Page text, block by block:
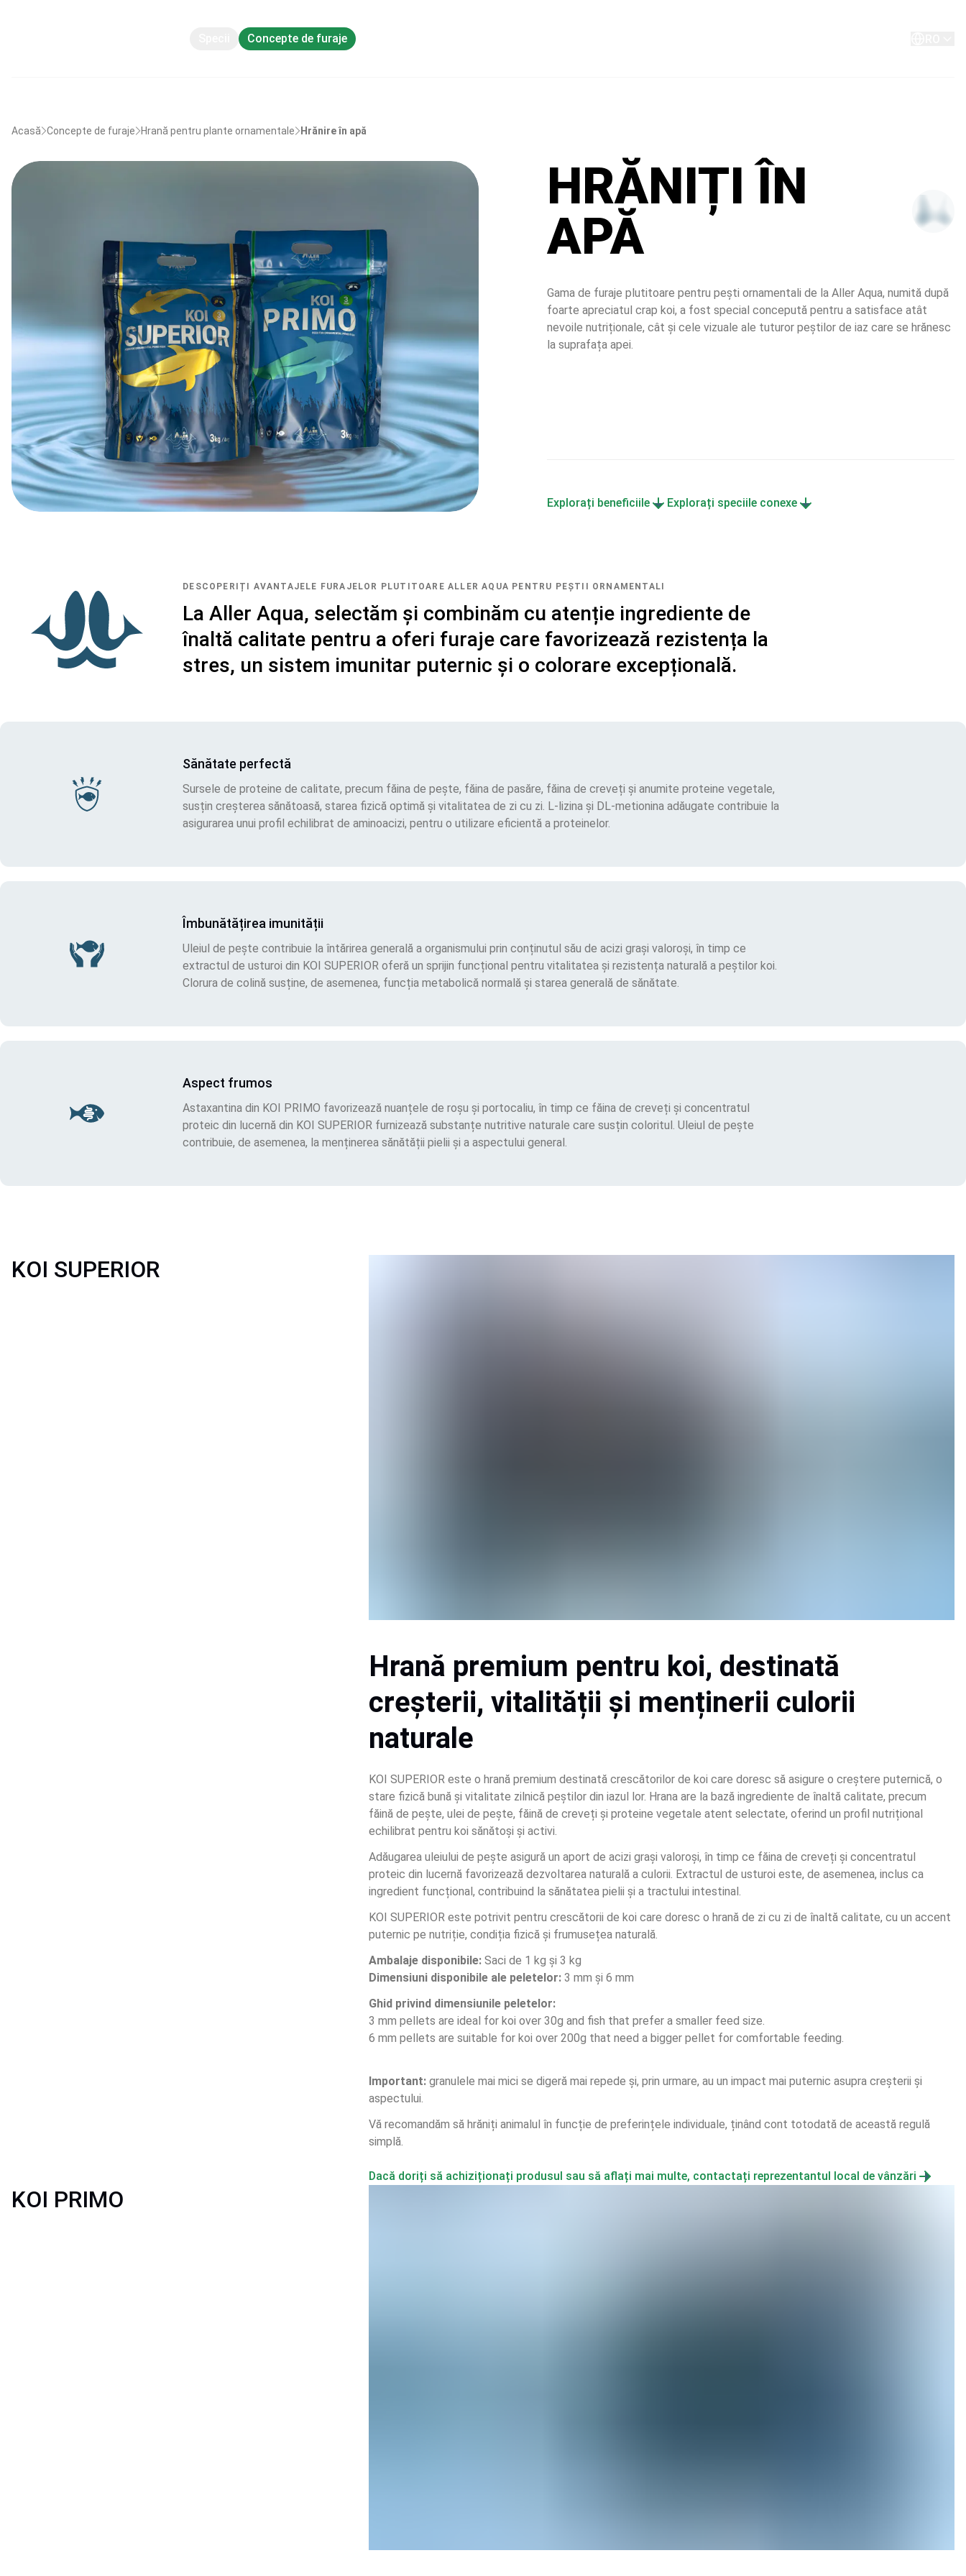
Concepte de furaje
Acasă Concepte de furaje Hrană pentru plante ornamentale Hrănire în apă
HRĂNIȚI ÎN
APĂ
Gama de furaje plutitoare pentru pești ornamentali de la Aller Aqua, numită după
foarte apreciatul crap koi, a fost special concepută pentru a satisface atât
nevoile nutriționale, cât și cele vizuale ale tuturor peștilor de iaz care se hrănesc
la suprafața apei.
Explorați beneficiile Explorați speciile conexe
DESCOPERIȚI AVANTAJELE FURAJELOR PLUTITOARE ALLER AQUA PENTRU PEȘTII ORNAMENTALI
La Aller Aqua, selectăm și combinăm cu atenție ingrediente de
înaltă calitate pentru a oferi furaje care favorizează rezistența la
stres, un sistem imunitar puternic și o colorare excepțională.
Sănătate perfectă
Sursele de proteine de calitate, precum făina de pește, făina de pasăre, făina de creveți și anumite proteine vegetale,
susțin creșterea sănătoasă, starea fizică optimă și vitalitatea de zi cu zi. L-lizina și DL-metionina adăugate contribuie la
asigurarea unui profil echilibrat de aminoacizi, pentru o utilizare eficientă a proteinelor.
Îmbunătățirea imunității
Uleiul de pește contribuie la întărirea generală a organismului prin conținutul său de acizi grași valoroși, în timp ce
extractul de usturoi din KOI SUPERIOR oferă un sprijin funcțional pentru vitalitatea și rezistența naturală a peștilor koi.
Clorura de colină susține, de asemenea, funcția metabolică normală și starea generală de sănătate.
Aspect frumos
Astaxantina din KOI PRIMO favorizează nuanțele de roșu și portocaliu, în timp ce făina de creveți și concentratul
proteic din lucernă din KOI SUPERIOR furnizează substanțe nutritive naturale care susțin coloritul. Uleiul de pește
contribuie, de asemenea, la menținerea sănătății pielii și a aspectului general.
KOI SUPERIOR
Hrană premium pentru koi, destinată
creșterii, vitalității și menținerii culorii
naturale
KOI SUPERIOR este o hrană premium destinată crescătorilor de koi care doresc să asigure o creștere puternică, o
stare fizică bună și vitalitate zilnică peștilor din iazul lor. Hrana are la bază ingrediente de înaltă calitate, precum
făină de pește, ulei de pește, făină de creveți și proteine vegetale atent selectate, oferind un profil nutrițional
echilibrat pentru koi sănătoși și activi.
Adăugarea uleiului de pește asigură un aport de acizi grași valoroși, în timp ce făina de creveți și concentratul
proteic din lucernă favorizează dezvoltarea naturală a culorii. Extractul de usturoi este, de asemenea, inclus ca
ingredient funcțional, contribuind la sănătatea pielii și a tractului intestinal.
KOI SUPERIOR este potrivit pentru crescătorii de koi care doresc o hrană de zi cu zi de înaltă calitate, cu un accent
puternic pe nutriție, condiția fizică și frumusețea naturală.
Ambalaje disponibile: Saci de 1 kg și 3 kg
Dimensiuni disponibile ale peletelor: 3 mm și 6 mm
Ghid privind dimensiunile peletelor:
3 mm pellets are ideal for koi over 30g and fish that prefer a smaller feed size.
6 mm pellets are suitable for koi over 200g that need a bigger pellet for comfortable feeding.
Important: granulele mai mici se digeră mai repede și, prin urmare, au un impact mai puternic asupra creșterii și
aspectului.
Vă recomandăm să hrăniți animalul în funcție de preferințele individuale, ținând cont totodată de această regulă
simplă.
Dacă doriți să achiziționați produsul sau să aflați mai multe, contactați reprezentantul local de vânzări
KOI PRIMO